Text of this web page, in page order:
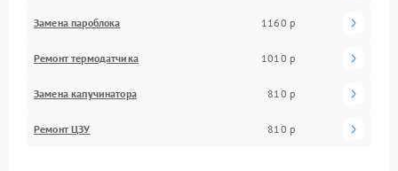
Замена пароблока 1160 р
Ремонт термодатчика 1010 р
Замена капучинатора 810 р
Ремонт ЦЗУ 810 р